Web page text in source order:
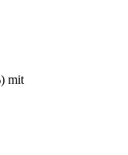
mit